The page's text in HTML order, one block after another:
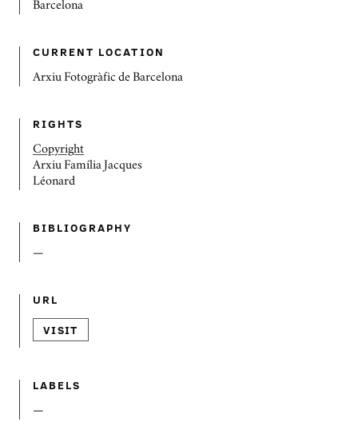
Barcelona
CURRENT LOCATION
Arxiu Fotogràfic de Barcelona
RIGHTS
Copyright
Arxiu Família Jacques
Léonard
BIBLIOGRAPHY
—
URL
VISIT
LABELS
—